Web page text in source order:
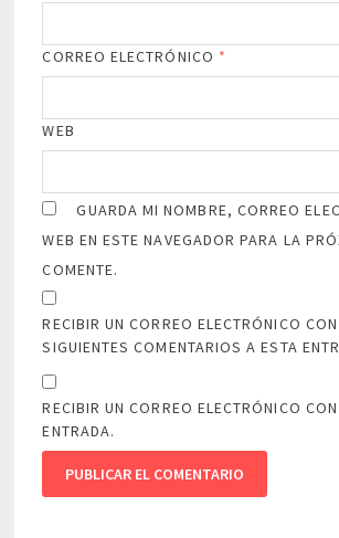
CORREO ELECTRÓNICO *
WEB
GUARDA MI NOMBRE, CORREO
WEB EN ESTE NAVEGADOR PARA LA
COMENTE.
RECIBIR UN CORREO ELECTRÓNICO
SIGUIENTES COMENTARIOS A ESTA
RECIBIR UN CORREO ELECTRÓNICO
ENTRADA.